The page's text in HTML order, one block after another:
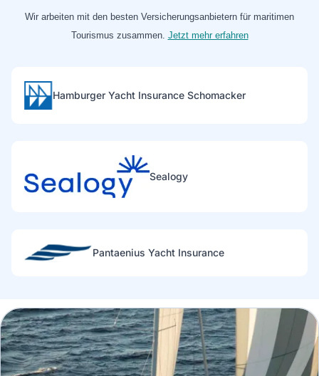
Wir arbeiten mit den besten Versicherungsanbietern für maritimen
Tourismus zusammen. Jetzt mehr erfahren
Hamburger Yacht Insurance Schomacker
Sealogy
Pantaenius Yacht Insurance